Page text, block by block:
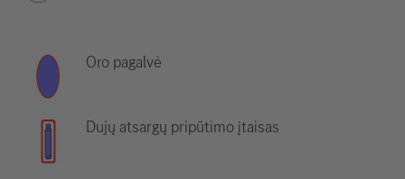
Oro pagalvė
Dujų atsargų pripūtimo įtaisas